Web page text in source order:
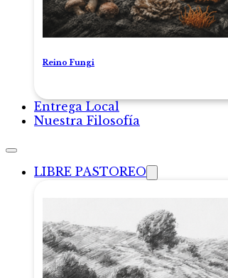
Reino Fungi
Entrega Local
Nuestra Filosofía
LIBRE PASTOREO